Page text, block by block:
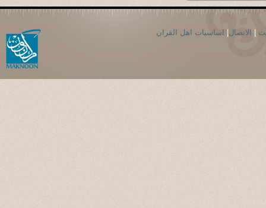
الاتصال اساسيات اهل القران